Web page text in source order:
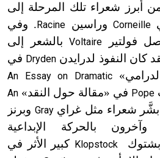
أبرز شعراء تلك المرحلة إلى
Corneilleوراسين Racine . وفي
فولتير Voltaireبالشعر إلى
كان النفوذ لدرايدن Dryden في
An Essay on Dramatic
Pope في «مقالة حول النقد» An
بشَّر شعراء مثل غرايGray وبرنز
وآخرون بالحركة الإبداعية
Klopstock كبير الأثر في